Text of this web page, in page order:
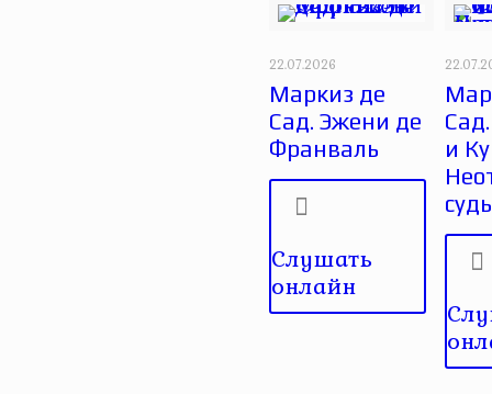
22.07.2026
Маркиз де
Сад. Эжени де
Франваль
Слушать
онлайн
и